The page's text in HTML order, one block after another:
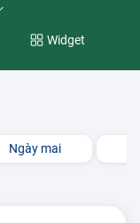
Widget
Ngày mai